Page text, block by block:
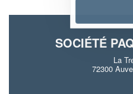
SOCIÉTÉ
La
72300